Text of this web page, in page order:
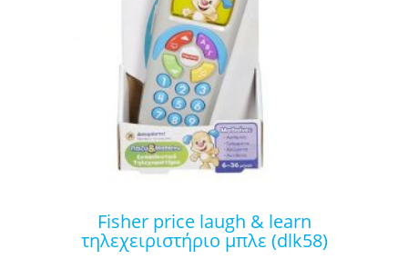
fisher price laugh & learn
τηλεχειριστήριο μπλε (dlk58)